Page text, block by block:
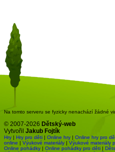
Na tomto serveru se fyzicky nenachází žádné
© 2007-2026 Dětský-web
Vytvořil Jakub Fojtík
Hry | Hry pro děti | Online hry | Online hry pro
online | Výukové materiály | Výukové materiály
Online pohádky | Online pohádky pro děti |